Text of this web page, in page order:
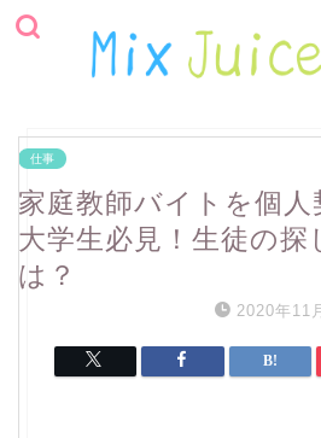
仕事
家庭教師バイトを個
大学生必見！生徒の探
は？
2020年11